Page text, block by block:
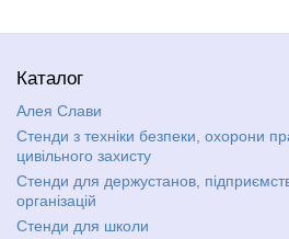
Каталог
Алея Слави
Стенди з техніки безпеки, охорони
цивільного захисту
Стенди для держустанов,
організацій
Стенди для школи